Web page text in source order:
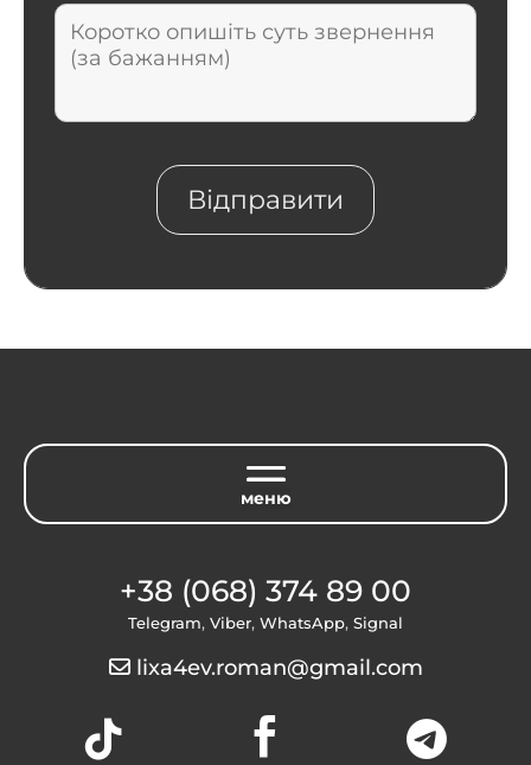
+38 (068) 374 89 00
Telegram, Viber, WhatsApp, Signal
lixa4ev.roman@gmail.com
  